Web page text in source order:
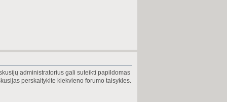
administratorius gali suteikti papildomas
perskaitykite kiekvieno forumo taisykles.